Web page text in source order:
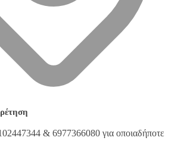
& 6977366080 για οποιαδήποτε